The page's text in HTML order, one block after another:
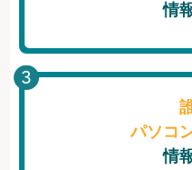
情
パソコ
情